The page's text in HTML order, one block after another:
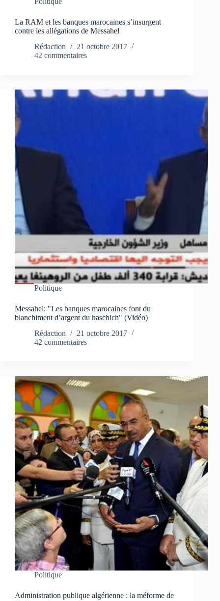
La RAM et les banques marocaines s’insurgent
contre les allégations de Messahel
Rédaction
21 octobre 2017
42 commentaires
Politique
Messahel: "Les banques marocaines font du
blanchiment d’argent du haschich" (Vidéo)
Rédaction
21 octobre 2017
42 commentaires
Politique
Administration publique algérienne : la méforme de